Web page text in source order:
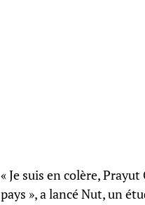
« Je suis en colère,
pays », a lancé Nut, un